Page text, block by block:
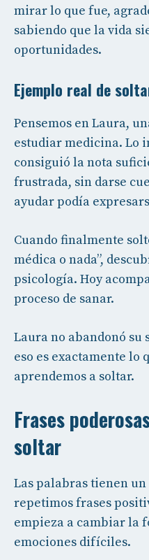
mirar lo que fue,
sabiendo que la vida
oportunidades.
Ejemplo real de
Pensemos en Laura,
estudiar medicina. Lo
consiguió la nota
frustrada, sin darse
ayudar podía
Cuando finalmente
médica o nada”,
psicología. Hoy
proceso de sanar.
Laura no abandonó su
eso es exactamente lo
aprendemos a soltar.
Frases
soltar
Las palabras tienen un
repetimos frases
empieza a cambiar la
emociones difíciles.